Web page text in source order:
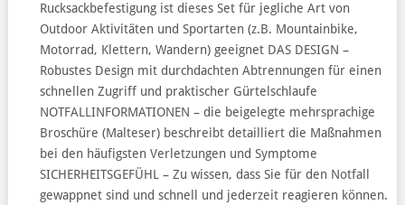
Rucksackbefestigung ist dieses Set für jegliche Art von
Outdoor Aktivitäten und Sportarten (z.B. Mountainbike,
Motorrad, Klettern, Wandern) geeignet DAS DESIGN –
Robustes Design mit durchdachten Abtrennungen für einen
schnellen Zugriff und praktischer Gürtelschlaufe
NOTFALLINFORMATIONEN – die beigelegte mehrsprachige
Broschüre (Malteser) beschreibt detailliert die Maßnahmen
bei den häufigsten Verletzungen und Symptome
SICHERHEITSGEFÜHL – Zu wissen, dass Sie für den Notfall
gewappnet sind und schnell und jederzeit reagieren können.